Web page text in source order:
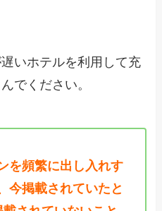
いホテルを利用して充
でください。
を頻繁に出し入れす
今掲載されていたと